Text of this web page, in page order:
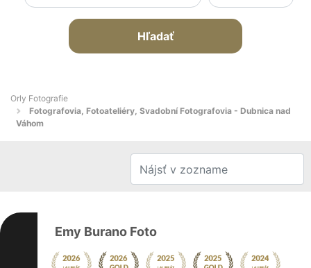
Hľadať
Orly Fotografie
Fotografovia, Fotoateliéry, Svadobní Fotografovia - Dubnica nad
Váhom
Emy Burano Foto